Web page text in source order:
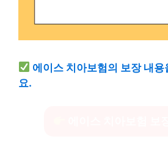
에이스 치아보험의 보장 내
요.